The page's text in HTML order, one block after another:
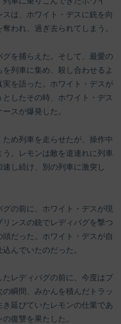
スは、ホワイト・デスに銃を向
われ、過ぎ去られてしまう。
を捕らえた。そして、最愛の
列車に集め、殺し合わせるよ
実を語った。ホワイト・デスが
したその時、ホワイト・デス
スが爆発した。
め列車を走らせたが、操作中
。レモンは敵を道連れに列車
し続け、別の列車に激突し
の前に、ホワイト・デスが現
ンスの銃でレディバグを撃つ
だった。ホワイト・デスが自
んでいたのだった。
レディバグの前に、今度はプ
瞬間、みかんを積んだトラッ
延びていたレモンの仕業であ
復讐を果たした。